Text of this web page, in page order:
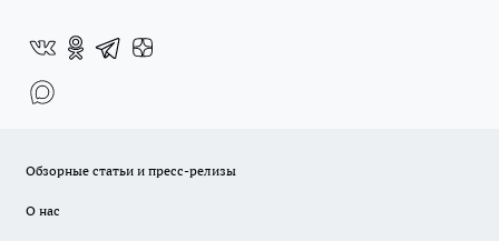
Обзорные статьи и пресс-релизы
О нас